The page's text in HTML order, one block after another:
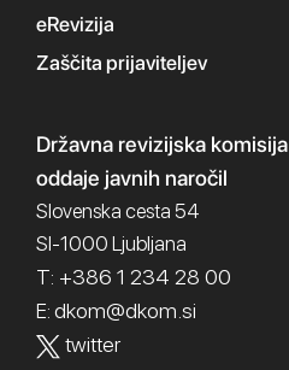
eRevizija
Zaščita prijaviteljev
Državna revizijska komisija
oddaje javnih naročil
Slovenska cesta 54
SI-1000 Ljubljana
T: +386 1 234 28 00
E: dkom@dkom.si
twitter